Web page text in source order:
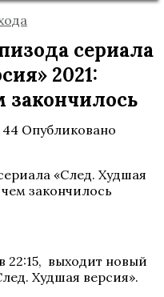
сериала
2021:
закончилось
44 Опубликовано
22:15, выходит новый
Худшая версия».